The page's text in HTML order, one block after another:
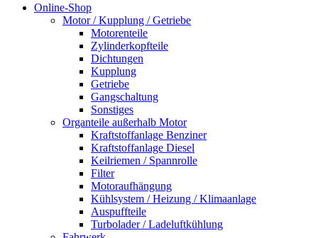
Online-Shop
Motor / Kupplung / Getriebe
Motorenteile
Zylinderkopfteile
Dichtungen
Kupplung
Getriebe
Gangschaltung
Sonstiges
Organteile außerhalb Motor
Kraftstoffanlage Benziner
Kraftstoffanlage Diesel
Keilriemen / Spannrolle
Filter
Motoraufhängung
Kühlsystem / Heizung / Klimaanlage
Auspuffteile
Turbolader / Ladeluftkühlung